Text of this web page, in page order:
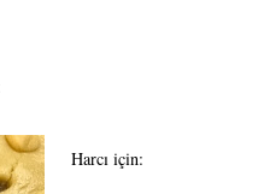
Harcı için: